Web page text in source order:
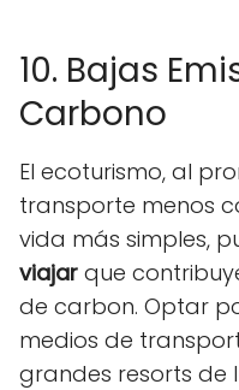
10. Bajas
Carbono
El ecoturismo, al
transporte menos
vida más simples,
viajar que
de carbon. Optar
medios de
grandes resorts de